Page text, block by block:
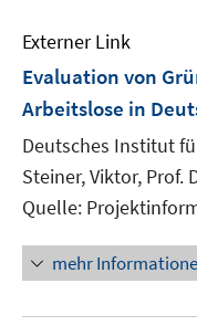
Externer Link
Evaluation von
Arbeitslose in
Deutsches Institut
Steiner, Viktor, Prof.
Quelle:
mehr